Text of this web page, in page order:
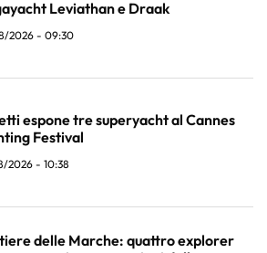
Leviathan e Draak
2026 - 09:30
espone tre superyacht al Cannes
Festival
2026 - 10:38
delle Marche: quattro explorer